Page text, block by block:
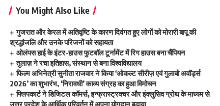
You Might Also Like
गुजरात और केरल में अतिवृष्टि के कारण दिवंगत हुए लोगों को मोरारी बापू की
श्रद्धांजलि और उनके परिजनों को सहायता
ओलंपस हाई के इंटर-हाउस फुटबॉल टूर्नामेंट में रिग हाउस बना चैंपियन
तुलाज़ ने रचा इतिहास, संस्थान से बना विश्वविद्यालय
फिल्म अभिनेत्री सुनीता राजवार ने किया ‘ओकल्ट सीरीज़ एवं गुलाबो अवॉर्ड्स
2026’ का शुभारंभ, ‘निरावधी’ काव्य संग्रह का हुआ विमोचन
फ्लिपकार्ट ने डिजिटल कॉमर्स, इन्फ्रास्ट्रक्चर और इंक्लुसिव ग्रोथ के माध्यम से
उत्तर प्रदेश के आर्थिक परिवर्तन में अपना योगदान बढ़ाया